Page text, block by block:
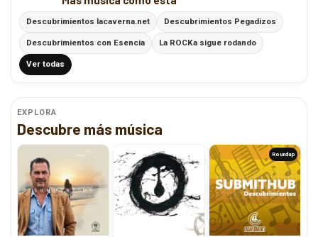
Descubrimientos lacaverna.net Descubrimientos Pegadizos
Descubrimientos con Esencia La ROCKa sigue rodando
Ver todas
EXPLORA
Descubre más música
Roundup